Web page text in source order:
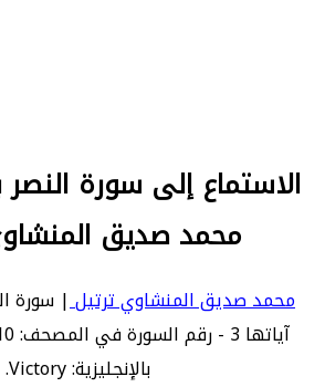
الاستماع إلى سورة
محمد صديق
محمد صديق المنشاوي ترتيل
بالإنجليزية: Victory.